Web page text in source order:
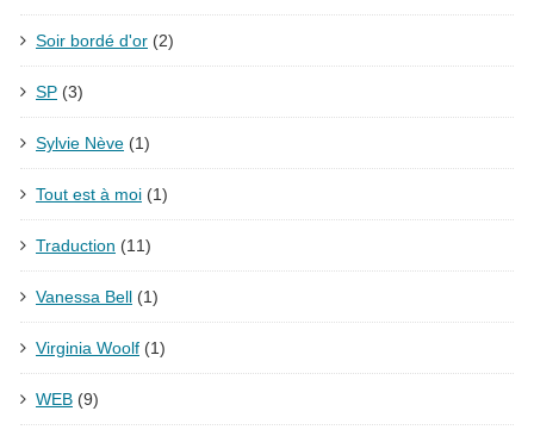
Soir bordé d'or (2)
SP (3)
Sylvie Nève (1)
Tout est à moi (1)
Traduction (11)
Vanessa Bell (1)
Virginia Woolf (1)
WEB (9)